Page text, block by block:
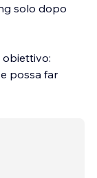
solo dopo
obiettivo:
possa far